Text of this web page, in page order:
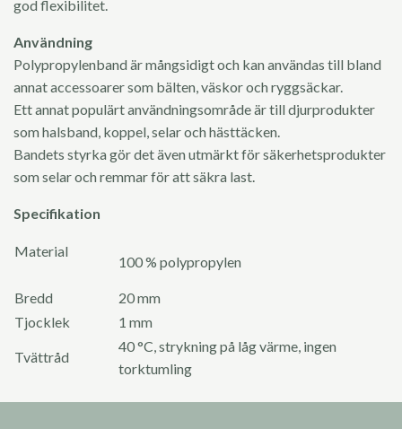
god flexibilitet.
Användning
Polypropylenband är mångsidigt och kan användas till bland
annat accessoarer som bälten, väskor och ryggsäckar.
Ett annat populärt användningsområde är till djurprodukter
som halsband, koppel, selar och hästtäcken.
Bandets styrka gör det även utmärkt för säkerhetsprodukter
som selar och remmar för att säkra last.
Specifikation
Material
100 % polypropylen
Bredd
20 mm
Tjocklek
1 mm
Tvättråd
40 °C, strykning på låg värme, ingen
torktumling